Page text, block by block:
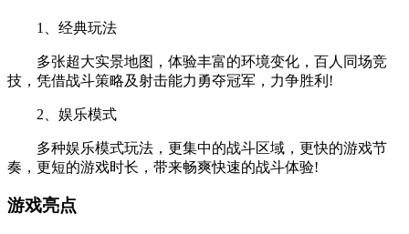
1、经典玩法
多张超大实景地图，体验丰富的环境变化，百人同场竞
技，凭借战斗策略及射击能力勇夺冠军，力争胜利!
2、娱乐模式
多种娱乐模式玩法，更集中的战斗区域，更快的游戏节
奏，更短的游戏时长，带来畅爽快速的战斗体验!
游戏亮点